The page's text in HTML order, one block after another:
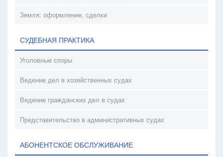
Земля: оформление, сделки
СУДЕБНАЯ ПРАКТИКА
Уголовные споры
Ведение дел в хозяйственных судах
Ведение гражданских дел в судах
Представительство в административных судах
АБОНЕНТСКОЕ ОБСЛУЖИВАНИЕ